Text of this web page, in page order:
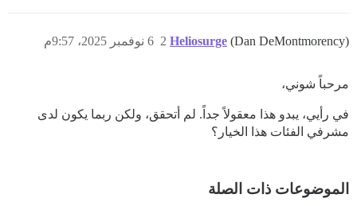
Heliosurge (Dan DeMontmorency) 6 نوفمبر 2025، 9:57م 2
مرحباً شوني،
في رأيي، يبدو هذا معقولاً جداً. لم أتحقق، ولكن ربما يكون لدى
مشرفي الفئات هذا الخيار؟
الموضوعات ذات الصلة